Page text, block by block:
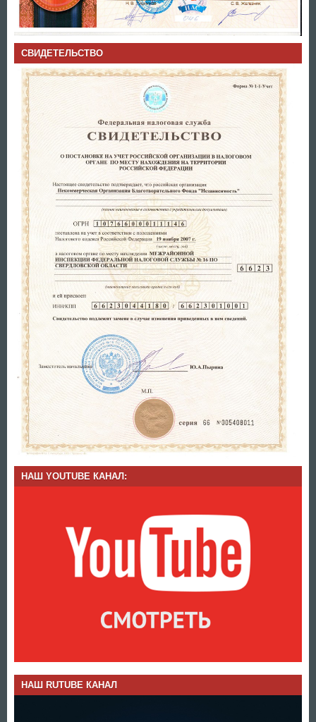
СВИДЕТЕЛЬСТВО
НАШ YOUTUBE КАНАЛ:
НАШ RUTUBE КАНАЛ